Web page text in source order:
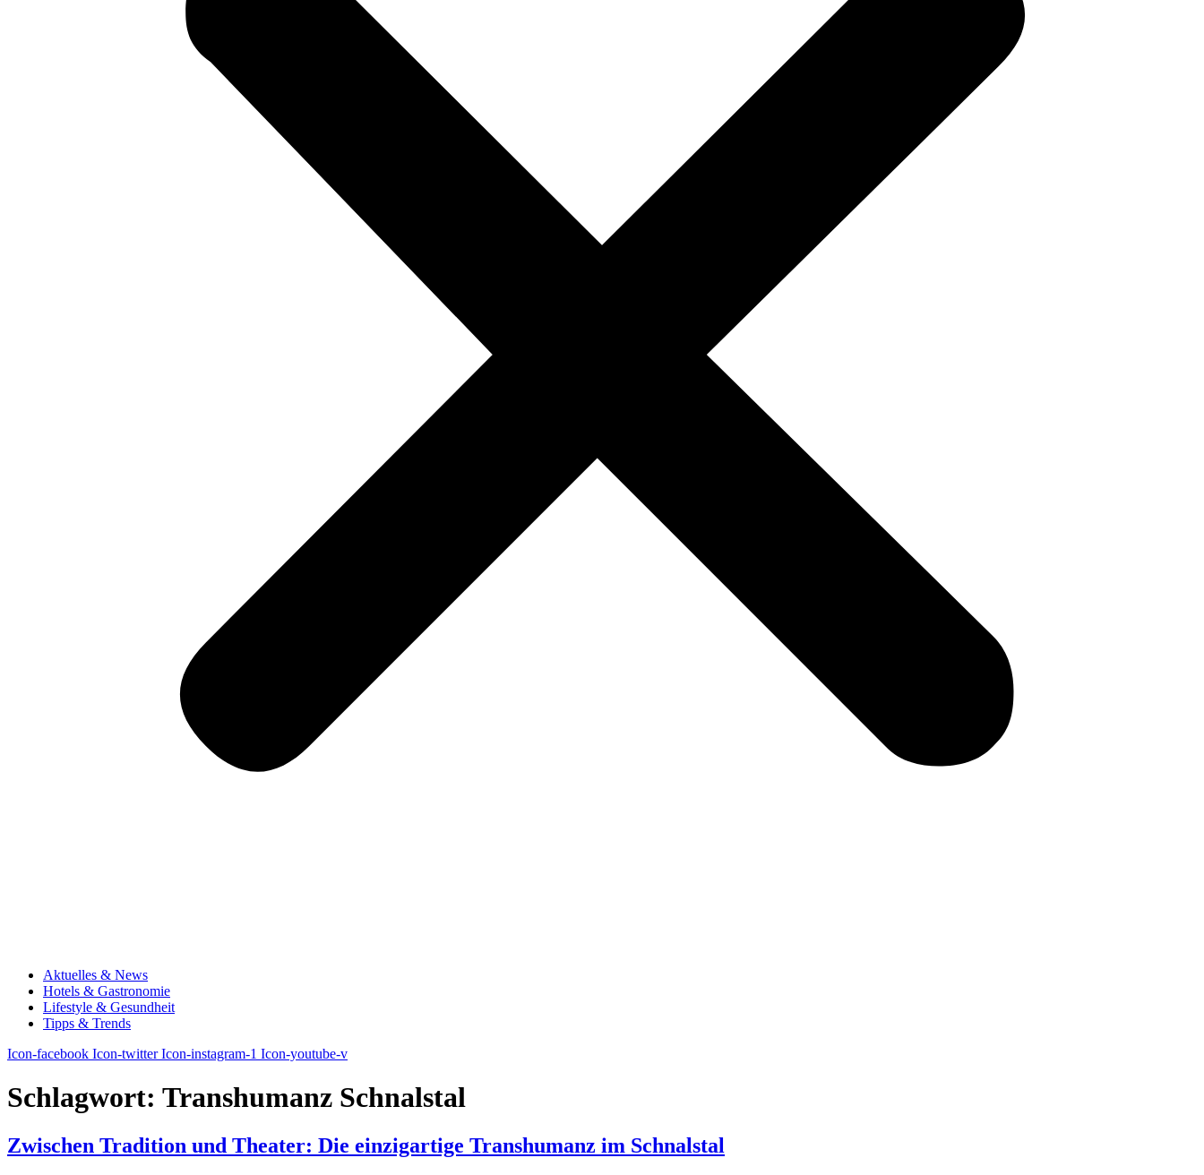
Aktuelles & News
Hotels & Gastronomie
Lifestyle & Gesundheit
Tipps & Trends
Icon-facebook Icon-twitter Icon-instagram-1 Icon-youtube-v
Schlagwort: Transhumanz Schnalstal
Zwischen Tradition und Theater: Die einzigartige Transhumanz im Schnalstal